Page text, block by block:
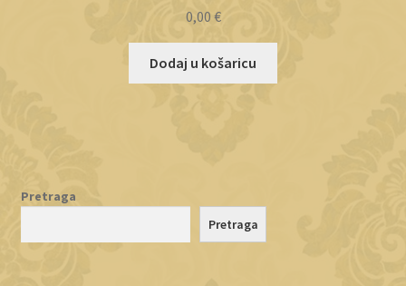
0,00 €
Dodaj u košaricu
Pretraga
Pretraga